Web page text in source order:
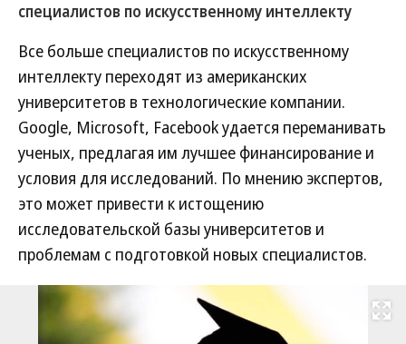
специалистов по искусственному интеллекту
Все больше специалистов по искусственному
интеллекту переходят из американских
университетов в технологические компании.
Google, Microsoft, Facebook удается переманивать
ученых, предлагая им лучшее финансирование и
условия для исследований. По мнению экспертов,
это может привести к истощению
исследовательской базы университетов и
проблемам с подготовкой новых специалистов.
Развернуть